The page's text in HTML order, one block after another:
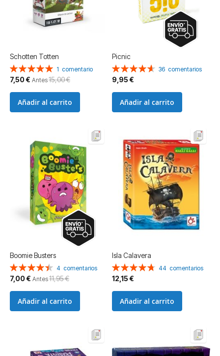
Schotten Totten
Valoración:
100%
1 comentario
Precio
especial
7,50 € Antes15,00 €
Añadir al carrito
Picnic
Valoración:
93%
36 comentarios
9,95 €
Añadir al carrito
Boomie Busters
Valoración:
90%
4 comentarios
Precio
especial
7,00 € Antes11,95 €
Añadir al carrito
Isla Calavera
Valoración:
95%
44 comentarios
12,15 €
Añadir al carrito